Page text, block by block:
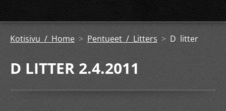
Kotisivu / Home > Pentueet / Litters > D litter
D LITTER 2.4.2011